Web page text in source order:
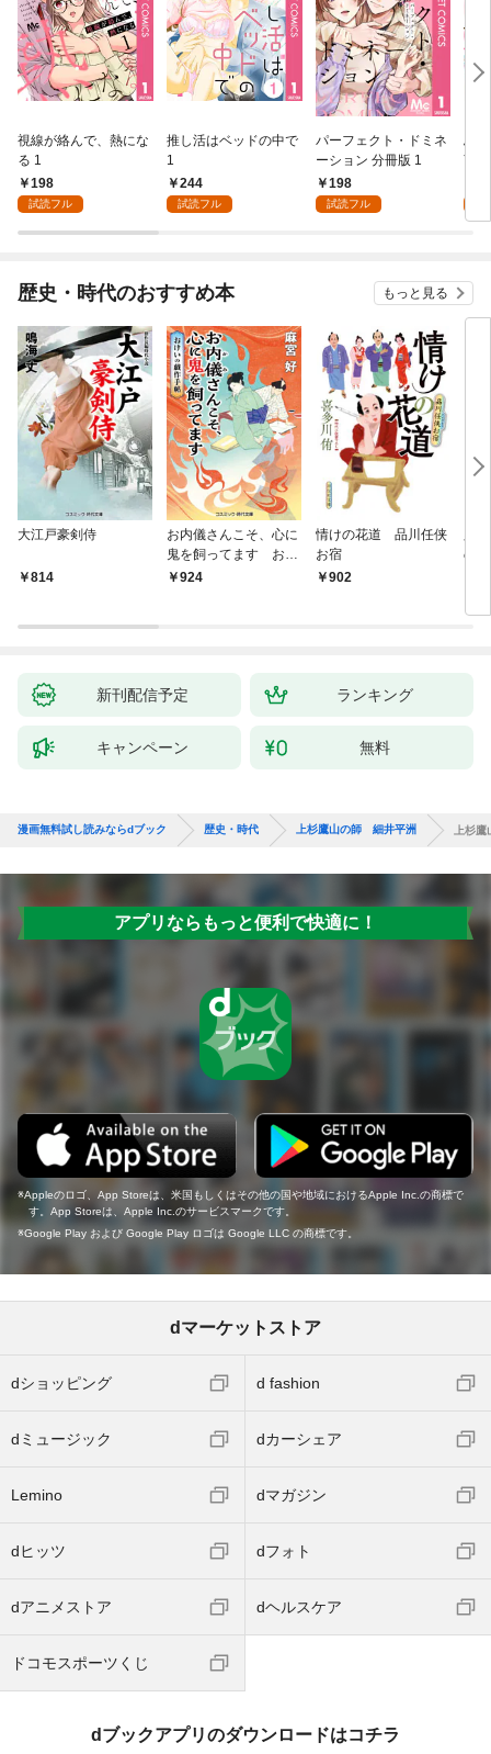
視線が絡んで、熱にな
る 1
198
試読フル
推し活はベッドの中で
1
244
試読フル
パーフェクト・ドミネ
ーション 分冊版 1
198
試読フル
ふ
言
歴史・時代のおすすめ本 もっと見る
大江戸豪剣侍
814
お内儀さんこそ、心に
鬼を飼ってます おけ
いの戯作手帖
924
情けの花道 品川任侠
お宿
902
の
新刊配信予定 ランキング
キャンペーン 無料
漫画無料試し読みならdブック 歴史・時代 上杉鷹山の師 細井平洲 上杉
アプリならもっと便利で快適に！
Appleのロゴ、App Storeは、米国もしくはその他の国や地域におけるApple Inc.の商標で
す。App Storeは、Apple Inc.のサービスマークです。
Google Play および Google Play ロゴは Google LLC の商標です。
dマーケットストア
dショッピング d fashion
dミュージック dカーシェア
Lemino dマガジン
dヒッツ dフォト
dアニメストア dヘルスケア
ドコモスポーツくじ
dブックアプリのダウンロードはコチラ